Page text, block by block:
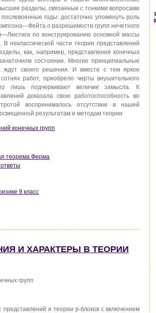
разделы, связанные с тонкими вопросами
послевоенные годы: достаточно упомянуть роль
о разрешимости групп нечетного
по конструированию основной массы
неклассической части теории представлений
как, например, представления конечных
состоянии. Многие принципиальные
ждут своего решения. И вместе с тем яркое
работ, приобрело черты внушительного
лишь подчеркивают величие замысла. К
доказала свою работоспособность во
воспринималось отсутствие в нашей
результатам и методам теории
конечных групп
теорема Ферма
9 класс
И ХАРАКТЕРЫ В ТЕОРИИ
групп
и теории p-блоков с включением